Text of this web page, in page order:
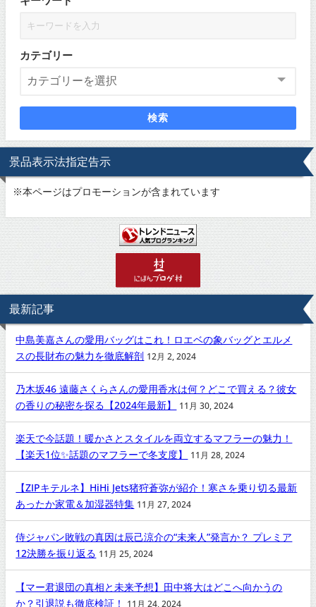
カテゴリー
検索
景品表示法指定告示
※本ページはプロモーションが含まれています
最新記事
中島美嘉さんの愛用バッグはこれ！ロエベの象バッグとエルメ
スの長財布の魅力を徹底解剖 12月 2, 2024
乃木坂46 遠藤さくらさんの愛用香水は何？どこで買える？彼女
の香りの秘密を探る【2024年最新】
11月 30, 2024
楽天で今話題！暖かさとスタイルを両立するマフラーの魅力！
【楽天1位✨話題のマフラーで冬支度】
11月 28, 2024
【ZIPキテルネ】HiHi Jets猪狩蒼弥が紹介！寒さを乗り切る最新
あったか家電＆加湿器特集 11月 27, 2024
侍ジャパン敗戦の真因は辰己涼介の“未来人”発言か？ プレミア
12決勝を振り返る 11月 25, 2024
【マー君退団の真相と未来予想】田中将大はどこへ向かうの
か？引退説も徹底検証！
11月 24, 2024